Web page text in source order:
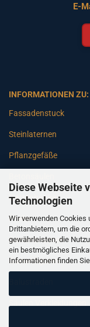
Diese Webseite
Technologien
Wir verwenden Cookies
Drittanbietern, um die
gewährleisten, die
ein bestmögliches
Informationen finden
E-
INFORMATIONEN ZU:
Fassadenstuck
Steinlaternen
Pflanzgefäße
Gartenbänke
Pfeiler
Gartenbrunnen
Gartenfiguren